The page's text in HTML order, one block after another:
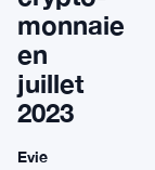
monnaie
en
juillet
2023
Evie